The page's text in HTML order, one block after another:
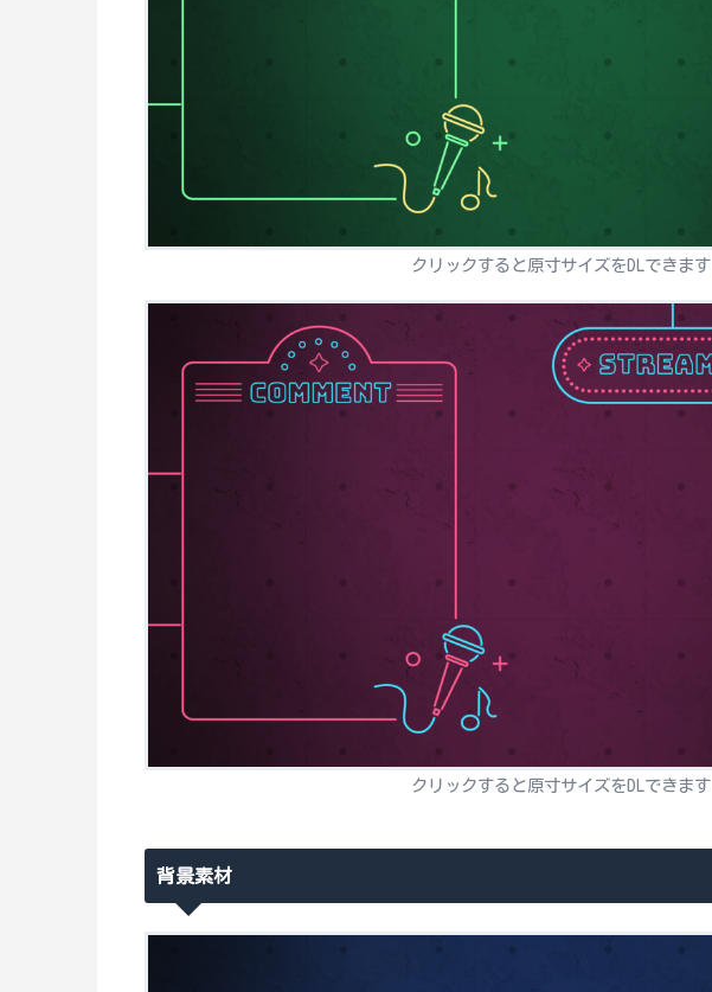
クリックすると原寸サイズをDLできます
クリックすると原寸サイズをDLできます
背景素材